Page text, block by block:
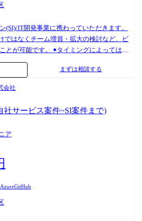
ミドルウェアの刷新プロジェクト ・テクノ
、単体結合試験、保守運用
(SI)/IT開発事業に携わっていただきます。
ではなくチーム増員・拡大の検討など、ビ
とが可能です。 ￭タイミングによってはス
(Node.js、React、Vue.js、Python、Go、
ユーザーが利用するWebシステムでの開発業
との定期的な面談を通じて、希望やキャリ
す。 タイミングや状況にもよりますが、当
ジェクトアサインを行っています。 案件
・テクノロジー:React
設計、詳細設計、実装、 単体結合試験 、受
まずは相談する
会社
社サービス案件~SI案件まで)
ア
GitHub